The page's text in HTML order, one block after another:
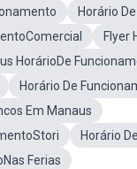
Horário
Flyer
HorárioDe
Horário De
Em Manaus
Horário
Ferias